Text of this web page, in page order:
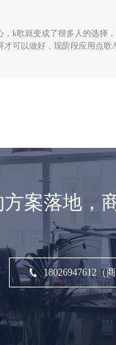
k歌就变成了很多人的选择
可以做好，现阶段应用点歌
案落地，
18026947612（